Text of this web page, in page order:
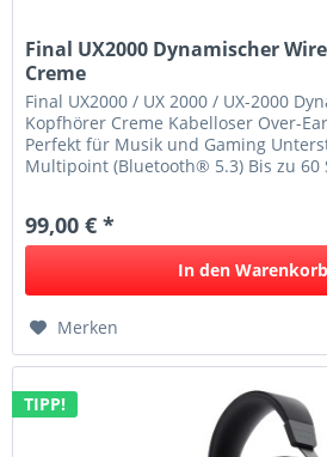
Final UX2000 Dynamischer
Creme
Final UX2000 / UX 2000 / UX-2000
Kopfhörer Creme Kabelloser Over-
Perfekt für Musik und Gaming
Multipoint (Bluetooth® 5.3) Bis zu 60
99,00 € *
In den Warenkorb
Merken
TIPP!